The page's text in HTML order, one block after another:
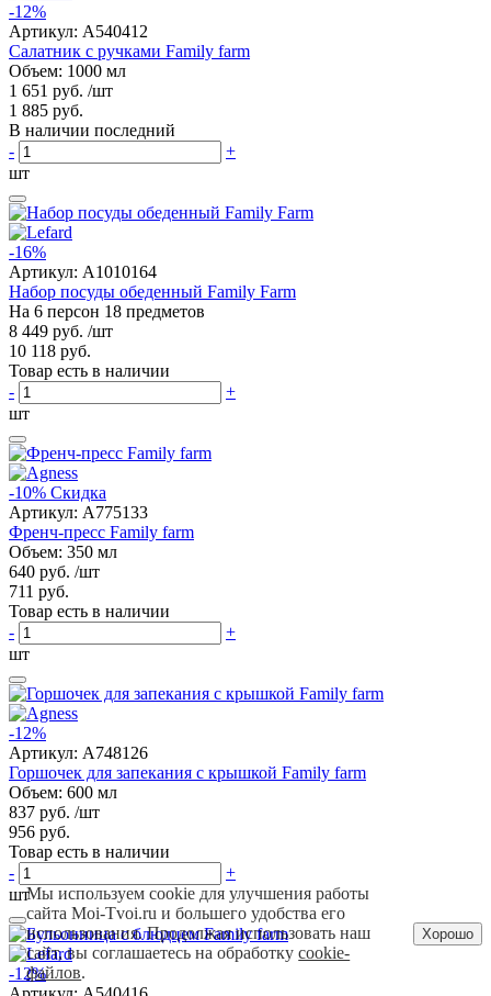
-12%
Артикул: A540412
Салатник с ручками Family farm
Объем: 1000 мл
1 651 руб. /шт
1 885 руб.
В наличии последний
-
+
шт
-16%
Артикул: A1010164
Набор посуды обеденный Family Farm
На 6 персон 18 предметов
8 449 руб. /шт
10 118 руб.
Товар есть в наличии
-
+
шт
-10% Скидка
Артикул: A775133
Френч-пресс Family farm
Объем: 350 мл
640 руб. /шт
711 руб.
Товар есть в наличии
-
+
шт
-12%
Артикул: A748126
Горшочек для запекания с крышкой Family farm
Объем: 600 мл
837 руб. /шт
956 руб.
Товар есть в наличии
-
+
шт
-12%
Мы используем cookie для улучшения работы
сайта Moi-Tvoi.ru и большего удобства его
использования. Продолжая использовать наш
сайт, вы соглашаетесь на обработкуcookie-
файлов.
Хорошо